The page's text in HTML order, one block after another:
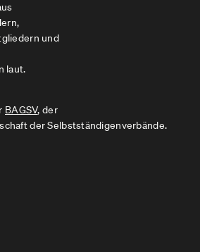
und
laut.
BAGSV, der
der Selbstständigenverbände.